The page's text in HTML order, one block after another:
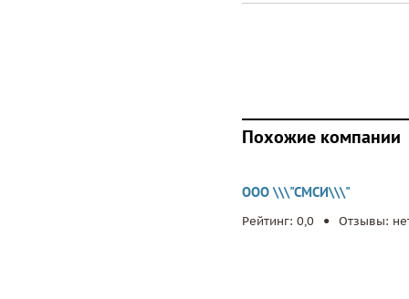
Похожие компании
ООО \\\"СМСИ\\\"
Рейтинг: 0,0 . Отзывы: